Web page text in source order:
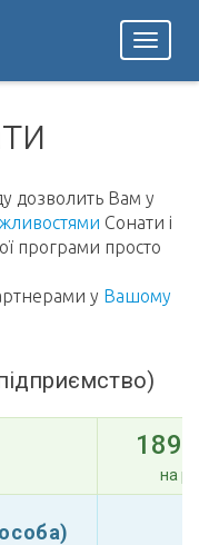
Toggle
дозволить Вам у
Сонати і
програми просто
у Вашому
1890
на